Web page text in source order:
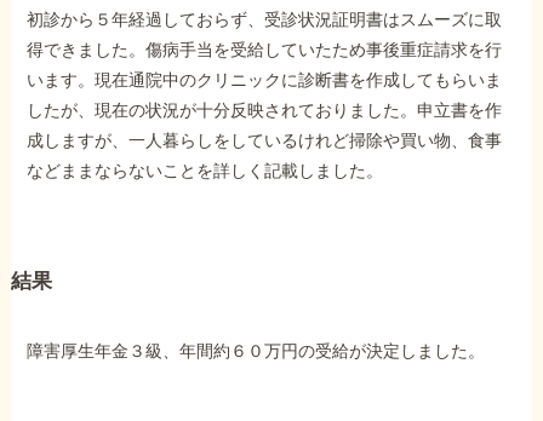
他社と何が違うの？
当事務所に
依頼するメリット
お電話でのお問い合わせ
初診から５年経過しておらず、受診状況証明書はスムーズに取
得できました。傷病手当を受給していたため事後重症請求を行
います。現在通院中のクリニックに診断書を作成してもらいま
したが、現在の状況が十分反映されておりました。申立書を作
成しますが、一人暮らしをしているけれど掃除や買い物、食事
などままならないことを詳しく記載しました。
結果
障害厚生年金３級、年間約６０万円の受給が決定しました。